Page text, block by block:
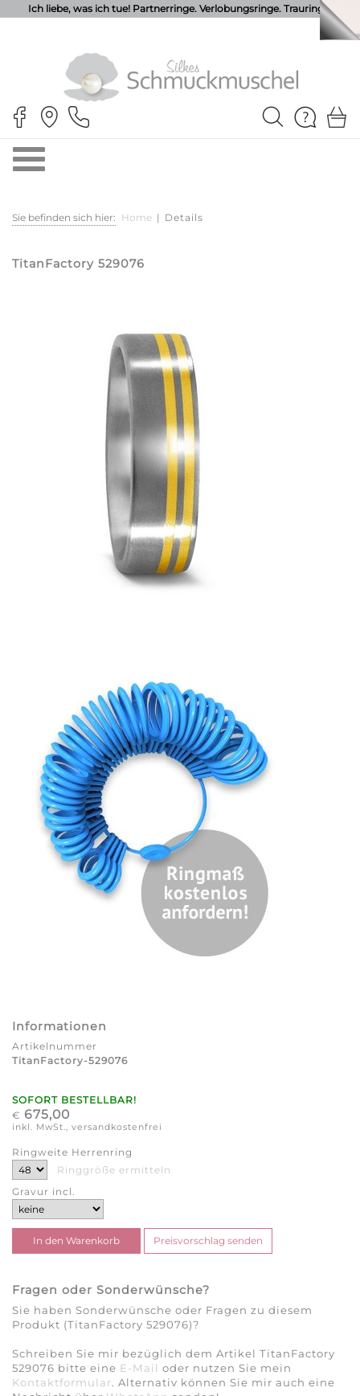
Ich liebe, was ich tue! Partnerringe. Verlobungsringe. Trauringe.
Sie befinden sich hier: Home | Details
TitanFactory 529076
Informationen
Artikelnummer
TitanFactory-529076
SOFORT BESTELLBAR!
€ 675,00
inkl. MwSt., versandkostenfrei
Ringweite Herrenring
Ringgröße ermitteln
Gravur incl.
Fragen oder Sonderwünsche?
Sie haben Sonderwünsche oder Fragen zu diesem
Produkt (TitanFactory 529076)?
Schreiben Sie mir bezüglich dem Artikel TitanFactory
529076 bitte eine E-Mail oder nutzen Sie mein
Kontaktformular. Alternativ können Sie mir auch eine